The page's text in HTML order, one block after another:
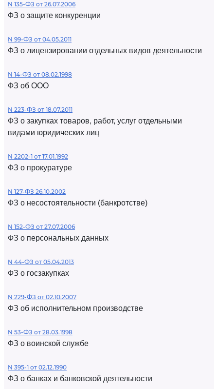
N 135-ФЗ от 26.07.2006
ФЗ о защите конкуренции
N 99-ФЗ от 04.05.2011
ФЗ о лицензировании отдельных видов деятельности
N 14-ФЗ от 08.02.1998
ФЗ об ООО
N 223-ФЗ от 18.07.2011
ФЗ о закупках товаров, работ, услуг отдельными
видами юридических лиц
N 2202-1 от 17.01.1992
ФЗ о прокуратуре
N 127-ФЗ 26.10.2002
ФЗ о несостоятельности (банкротстве)
N 152-ФЗ от 27.07.2006
ФЗ о персональных данных
N 44-ФЗ от 05.04.2013
ФЗ о госзакупках
N 229-ФЗ от 02.10.2007
ФЗ об исполнительном производстве
N 53-ФЗ от 28.03.1998
ФЗ о воинской службе
N 395-1 от 02.12.1990
ФЗ о банках и банковской деятельности